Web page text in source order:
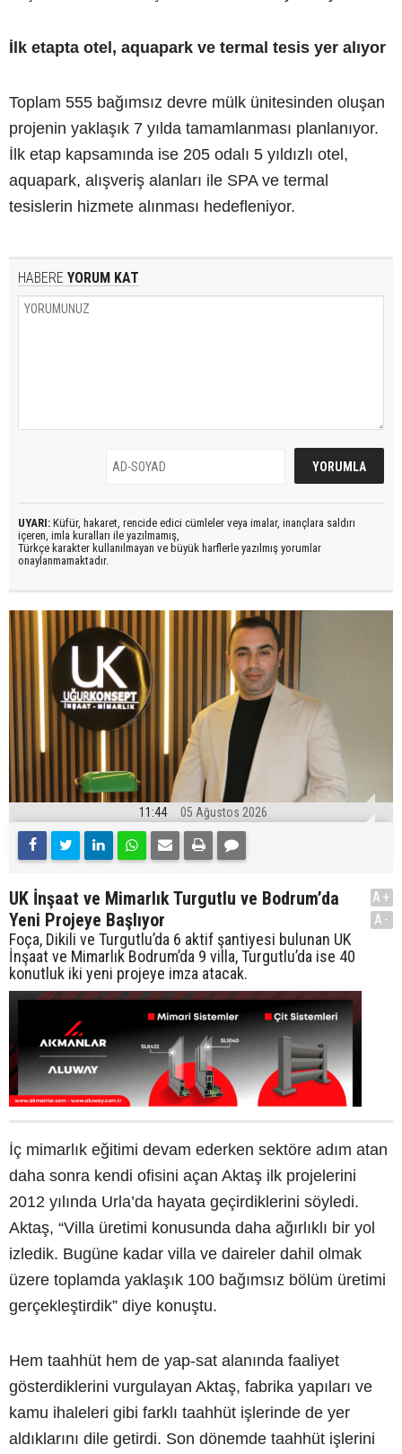
İlk etapta otel, aquapark ve termal tesis yer alıyor
Toplam 555 bağımsız devre mülk ünitesinden oluşan
projenin yaklaşık 7 yılda tamamlanması planlanıyor.
İlk etap kapsamında ise 205 odalı 5 yıldızlı otel,
aquapark, alışveriş alanları ile SPA ve termal
tesislerin hizmete alınması hedefleniyor.
HABERE YORUM KAT
UYARI: Küfür, hakaret, rencide edici cümleler veya imalar, inançlara saldırı
içeren, imla kuralları ile yazılmamış,
Türkçe karakter kullanılmayan ve büyük harflerle yazılmış yorumlar
onaylanmamaktadır.
11:44 05 Ağustos 2026
UK İnşaat ve Mimarlık Turgutlu ve Bodrum’da
Yeni Projeye Başlıyor
Foça, Dikili ve Turgutlu’da 6 aktif şantiyesi bulunan UK
İnşaat ve Mimarlık Bodrum’da 9 villa, Turgutlu’da ise 40
konutluk iki yeni projeye imza atacak.
A+
A-
İç mimarlık eğitimi devam ederken sektöre adım atan
daha sonra kendi ofisini açan Aktaş ilk projelerini
2012 yılında Urla’da hayata geçirdiklerini söyledi.
Aktaş, “Villa üretimi konusunda daha ağırlıklı bir yol
izledik. Bugüne kadar villa ve daireler dahil olmak
üzere toplamda yaklaşık 100 bağımsız bölüm üretimi
gerçekleştirdik” diye konuştu.
Hem taahhüt hem de yap-sat alanında faaliyet
gösterdiklerini vurgulayan Aktaş, fabrika yapıları ve
kamu ihaleleri gibi farklı taahhüt işlerinde de yer
aldıklarını dile getirdi. Son dönemde taahhüt işlerini